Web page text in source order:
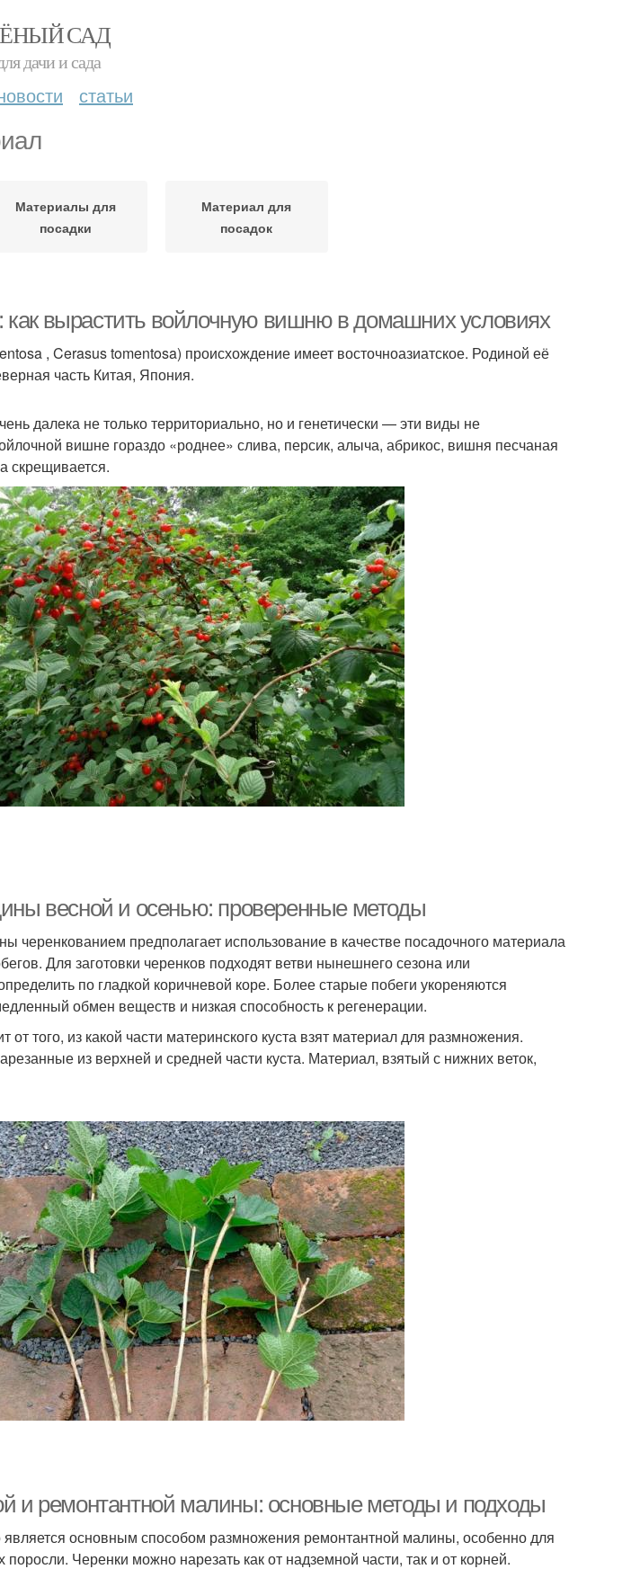
САД
дачи и сада
статьи
Материалы для
посадки
Материал для
посадок
как вырастить войлочную вишню в домашних условиях
, Cerasus tomentosa) происхождение имеет восточноазиатское. Родиной её
часть Китая, Япония.
далека не только территориально, но и генетически — эти виды не
вишне гораздо «роднее» слива, персик, алыча, абрикос, вишня песчаная
скрещивается.
весной и осенью: проверенные методы
черенкованием предполагает использование в качестве посадочного материала
Для заготовки черенков подходят ветви нынешнего сезона или
по гладкой коричневой коре. Более старые побеги укореняются
обмен веществ и низкая способность к регенерации.
от того, из какой части материнского куста взят материал для размножения.
из верхней и средней части куста. Материал, взятый с нижних веток,
и ремонтантной малины: основные методы и подходы
основным способом размножения ремонтантной малины, особенно для
Черенки можно нарезать как от надземной части, так и от корней.